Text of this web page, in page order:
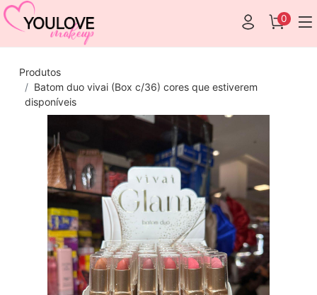
0
Produtos
Batom duo vivai (Box c/36) cores que estiverem
disponíveis